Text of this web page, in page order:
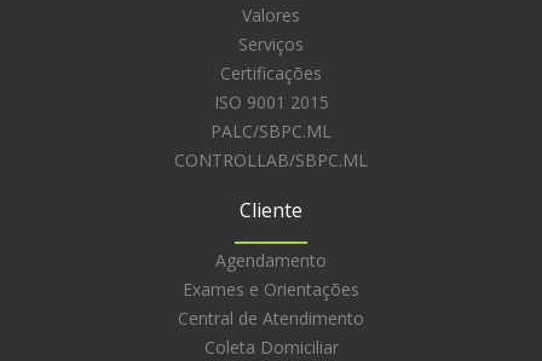
Valores
Serviços
Certificações
ISO 9001 2015
PALC/SBPC.ML
CONTROLLAB/SBPC.ML
Cliente
Agendamento
Exames e Orientações
Central de Atendimento
Coleta Domiciliar